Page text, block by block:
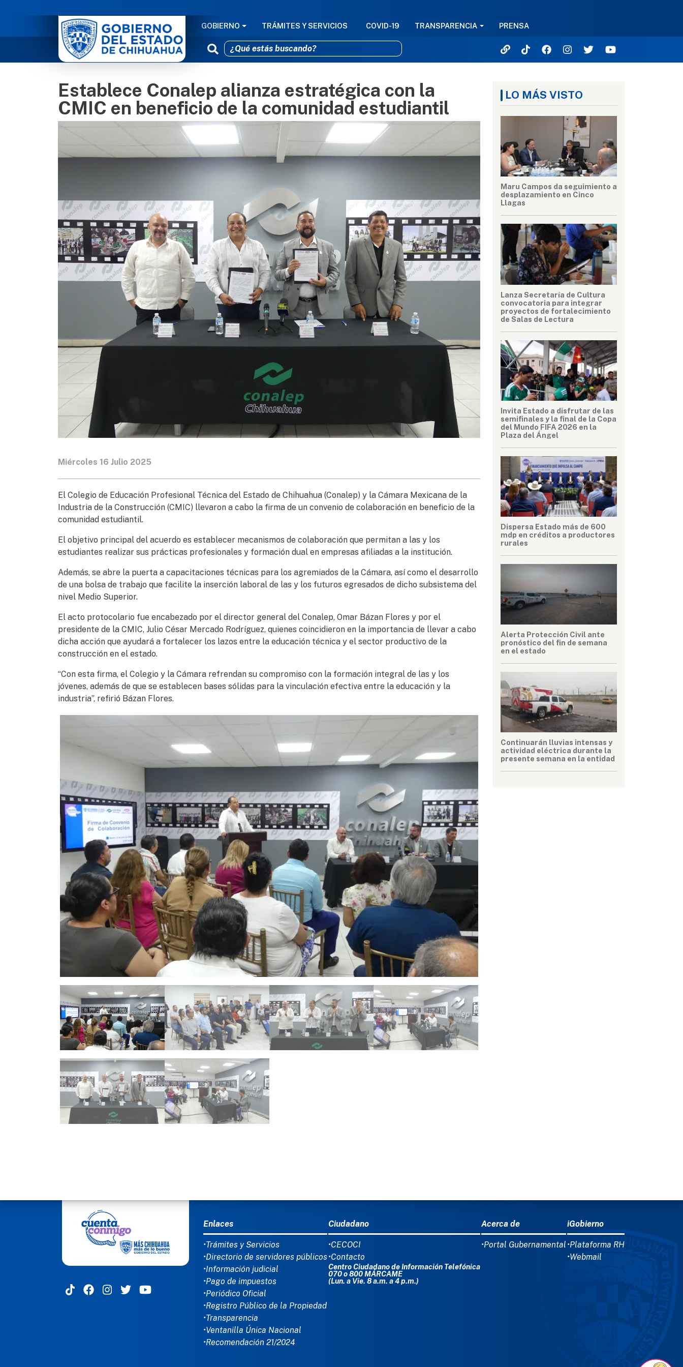
Pasar al contenido principal
NAVEGACIÓN PRINCIPAL
GOBIERNO TRÁMITES Y SERVICIOS COVID-19 TRANSPARENCIA PRENSA
Establece Conalep alianza estratégica con la
CMIC en beneficio de la comunidad estudiantil
Miércoles 16 Julio 2025
El Colegio de Educación Profesional Técnica del Estado de Chihuahua (Conalep) y la Cámara Mexicana de la
Industria de la Construcción (CMIC) llevaron a cabo la firma de un convenio de colaboración en beneficio de la
comunidad estudiantil.
El objetivo principal del acuerdo es establecer mecanismos de colaboración que permitan a las y los
estudiantes realizar sus prácticas profesionales y formación dual en empresas afiliadas a la institución.
Además, se abre la puerta a capacitaciones técnicas para los agremiados de la Cámara, así como el desarrollo
de una bolsa de trabajo que facilite la inserción laboral de las y los futuros egresados de dicho subsistema del
nivel Medio Superior.
El acto protocolario fue encabezado por el director general del Conalep, Omar Bázan Flores y por el
presidente de la CMIC, Julio César Mercado Rodríguez, quienes coincidieron en la importancia de llevar a cabo
dicha acción que ayudará a fortalecer los lazos entre la educación técnica y el sector productivo de la
construcción en el estado.
“Con esta firma, el Colegio y la Cámara refrendan su compromiso con la formación integral de las y los
jóvenes, además de que se establecen bases sólidas para la vinculación efectiva entre la educación y la
industria”, refirió Bázan Flores.
LO MÁS VISTO
Maru Campos da seguimiento a
desplazamiento en Cinco
Llagas
Lanza Secretaría de Cultura
convocatoria para integrar
proyectos de fortalecimiento
de Salas de Lectura
Invita Estado a disfrutar de las
semifinales y la final de la Copa
del Mundo FIFA 2026 en la
Plaza del Ángel
Dispersa Estado más de 600
mdp en créditos a productores
rurales
Alerta Protección Civil ante
pronóstico del fin de semana
en el estado
Continuarán lluvias intensas y
actividad eléctrica durante la
presente semana en la entidad
MENÚ DEL PIE
Enlaces
•Trámites y Servicios
•Directorio de servidores públicos
•Información judicial
•Pago de impuestos
•Periódico Oficial
•Registro Público de la Propiedad
•Transparencia
•Ventanilla Única Nacional
•Recomendación 21/2024
Ciudadano
•CECOCI
•Contacto
Centro Ciudadano de Información Telefónica
070 o 800 MÁRCAME
(Lun. a Vie. 8 a.m. a 4 p.m.)
Acerca de
•Portal Gubernamental
iGobierno
•Plataforma RH
•Webmail